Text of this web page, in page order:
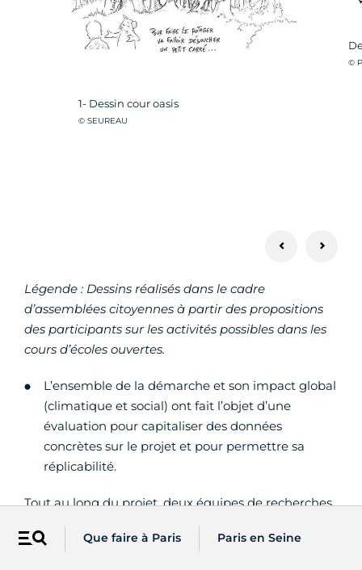
Menu Que faire à Paris Paris en Seine
1- Dessin cour oasis
Crédit photo :
© SEUREAU
©
Légende : Dessins réalisés dans le cadre
d’assemblées citoyennes à partir des propositions
des participants sur les activités possibles dans les
cours d’écoles ouvertes.
L’ensemble de la démarche et son impact global
(climatique et social) ont fait l’objet d’une
évaluation pour capitaliser des données
concrètes sur le projet et pour permettre sa
réplicabilité.
Tout au long du projet, deux équipes de recherches
des laboratoires de Sciences Po et de l’ESIEE Paris/
LIED ainsi queMétéo-France
ont contribué à la